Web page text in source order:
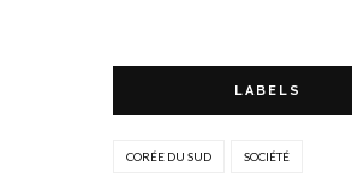
LABELS
CORÉE DU SUD SOCIÉTÉ